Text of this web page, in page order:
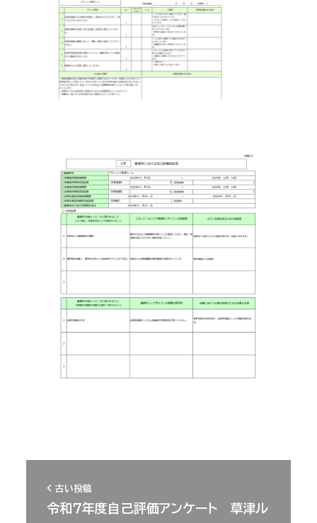
古い投稿
令和７年度自己評価アンケート 草津ル